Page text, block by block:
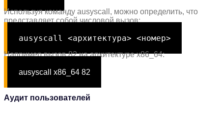
Используя команду ausyscall, можно определить, что
представляет собой числовой вызов:
ausyscall <архитектура> <номер>
Например вызов 82 на архитектуре x86_64:
ausyscall x86_64 82
Аудит пользователей